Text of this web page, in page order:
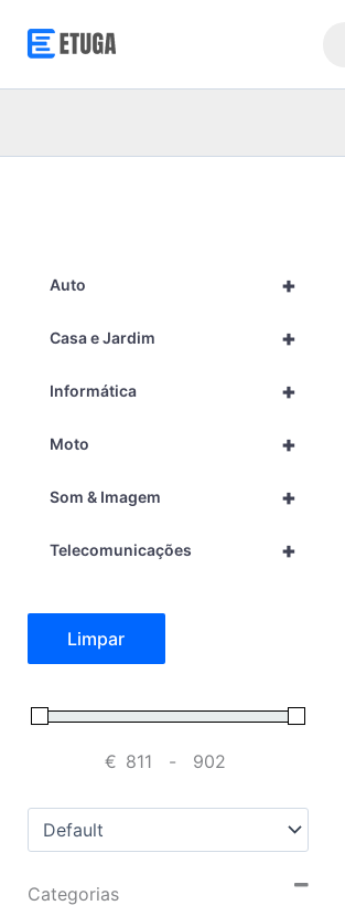
+
Auto
+
Casa e Jardim
+
Informática
+
Moto
+
Som & Imagem
+
Telecomunicações
Limpar
€ Minimum Price
-Maximum Price
Categorias